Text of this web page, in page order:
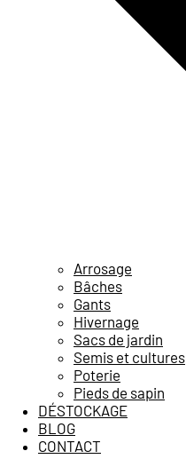
Arrosage
Bâches
Gants
Hivernage
Sacs de jardin
Semis et cultures
Poterie
Pieds de sapin
DÉSTOCKAGE
BLOG
CONTACT